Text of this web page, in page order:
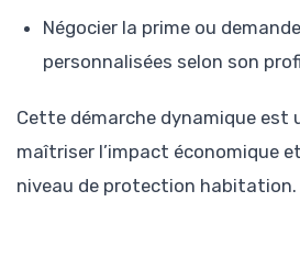
Négocier la prime ou
personnalisées selon son
Cette démarche dynamique est
maîtriser l’impact économique
niveau de protection habitation.